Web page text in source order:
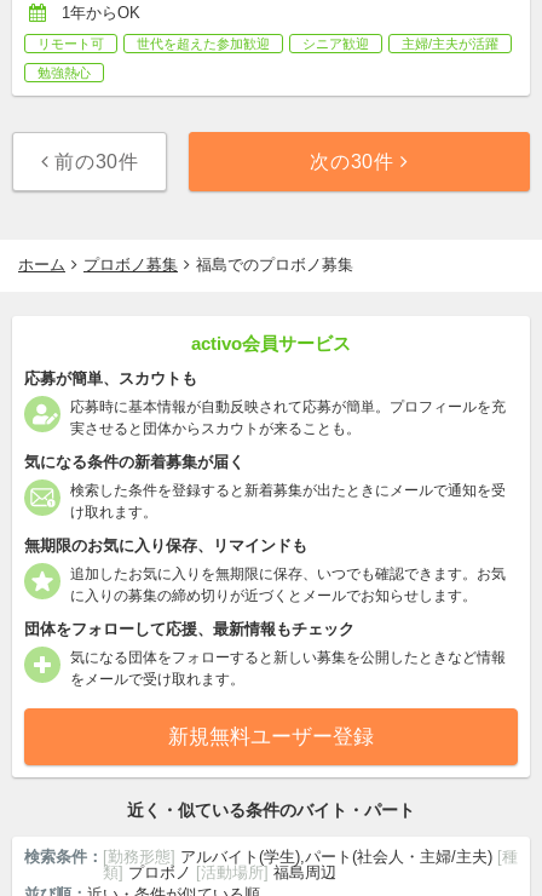
1年からOK
リモート可 世代を超えた参加歓迎 シニア歓迎
主婦/主夫が活躍
勉強熱心
前の30件 次の30件
ホーム プロボノ募集 福島でのプロボノ募集
activo会員サービス
応募が簡単、スカウトも
応募時に基本情報が自動反映されて応募が簡単。プロフィールを充
実させると団体からスカウトが来ることも。
気になる条件の新着募集が届く
検索した条件を登録すると新着募集が出たときにメールで通知を受
け取れます。
無期限のお気に入り保存、リマインドも
追加したお気に入りを無期限に保存、いつでも確認できます。お気
に入りの募集の締め切りが近づくとメールでお知らせします。
団体をフォローして応援、最新情報もチェック
気になる団体をフォローすると新しい募集を公開したときなど情報
をメールで受け取れます。
新規無料ユーザー登録
近く・似ている条件のバイト・パート
検索条件： [勤務形態] アルバイト(学生),パート(社会人・主婦/主夫) [種
類] プロボノ [活動場所] 福島周辺